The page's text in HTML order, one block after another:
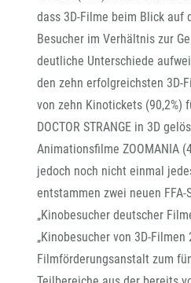
dass 3D-Filme beim Blick auf
Besucher im Verhältnis zur
deutliche Unterschiede
den zehn erfolgreichsten 3D-
von zehn Kinotickets (90,2%)
DOCTOR STRANGE in 3D
Animationsfilme ZOOMANIA
jedoch noch nicht einmal
entstammen zwei neuen
„Kinobesucher deutscher
„Kinobesucher von 3D-
Filmförderungsanstalt zum